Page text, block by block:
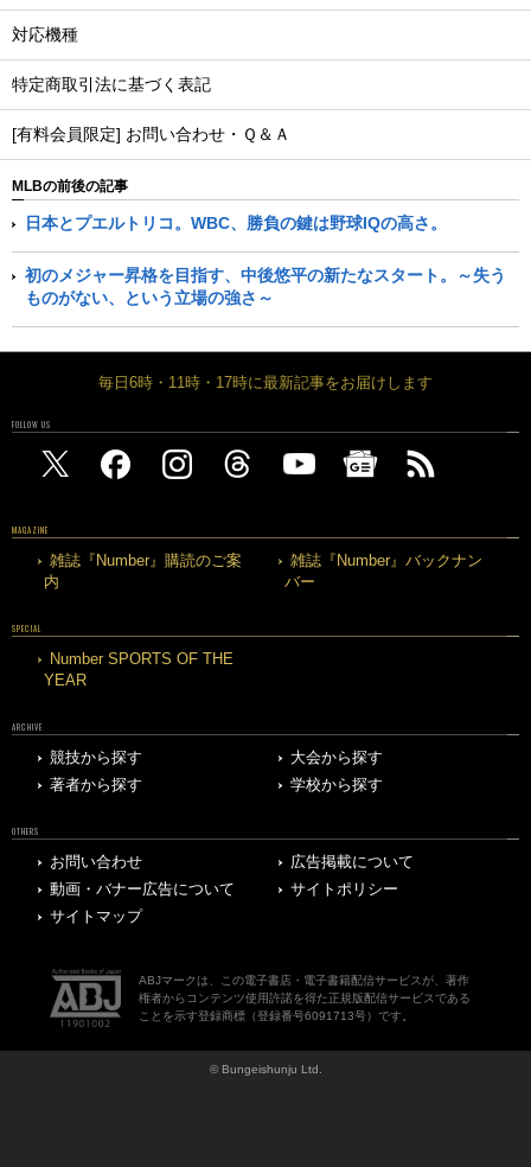
対応機種
特定商取引法に基づく表記
[有料会員限定] お問い合わせ・Ｑ＆Ａ
MLBの前後の記事
日本とプエルトリコ。WBC、勝負の鍵は野球IQの高さ。
初のメジャー昇格を目指す、中後悠平の新たなスタート。～失う
ものがない、という立場の強さ～
毎日6時・11時・17時に最新記事をお届けします
FOLLOW US
MAGAZINE
雑誌『Number』購読のご案
内
雑誌『Number』バックナン
バー
SPECIAL
Number SPORTS OF THE
YEAR
ARCHIVE
競技から探す
大会から探す
著者から探す
学校から探す
OTHERS
お問い合わせ
広告掲載について
動画・バナー広告について
サイトポリシー
サイトマップ
ABJマークは、この電子書店・電子書籍配信サービスが、著作
権者からコンテンツ使用許諾を得た正規版配信サービスである
ことを示す登録商標（登録番号6091713号）です。
© Bungeishunju Ltd.